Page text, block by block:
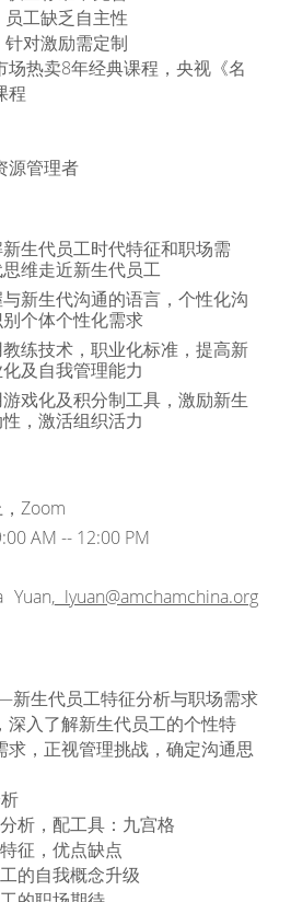
工缺乏自主性
对激励需定制
场热卖8年经典课程，央视《名
程
源管理者
生代员工时代特征和职场需
维走近新生代员工
新生代沟通的语言，个性化沟
个体个性化需求
练技术，职业化标准，提高新
及自我管理能力
戏化及积分制工具，激励新生
，激活组织活力
Zoom
AM -- 12:00 PM
Yuan,lyuan@amchamchina.org
生代员工特征分析与职场需求
深入了解新生代员工的个性特
求，正视管理挑战，确定沟通思
析，配工具：九宫格
征，优点缺点
的自我概念升级